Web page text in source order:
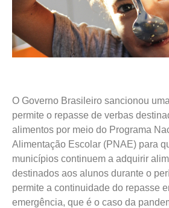
O Governo Brasileiro sancionou
permite o repasse de verbas
alimentos por meio do Programa
Alimentação Escolar (PNAE) para
municípios continuem a adquirir
destinados aos alunos durante o
permite a continuidade do repasse
emergência, que é o caso da